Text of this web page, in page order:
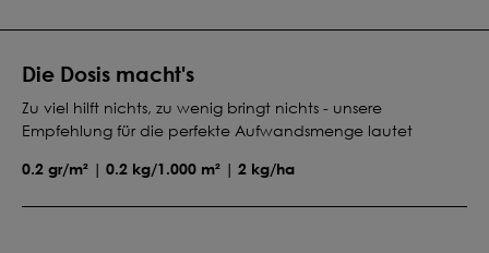
Die Dosis macht's
Zu viel hilft nichts, zu wenig bringt nichts - unsere
Empfehlung für die perfekte Aufwandsmenge lautet
0.2 gr/m² | 0.2 kg/1.000 m² | 2 kg/ha